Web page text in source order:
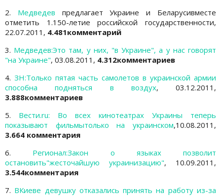
2. Медведев предлагает Украине и Беларусивместе
отметить 1.150-летие российской государственности,
22.07.2011, 4.481комментарий
3. Медведев:Это там, у них, "в Украине", а у нас говорят
"на Украине", 03.08.2011, 4.312комментариев
4. ЗН:Только пятая часть самолетов в украинской армии
способна подняться в воздух, 03.12.2011,
3.888комментариев
5. Вести.ru: Во всех кинотеатрах Украины теперь
показывают фильмытолько на украинском,10.08.2011,
3.664 комментария
6. Регионал:Закон о языках позволит
остановить"жесточайшую украинизацию", 10.09.2011,
3.544комментария
7. ВКиеве девушку отказались принять на работу из-за